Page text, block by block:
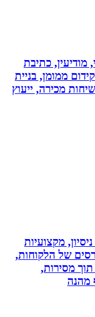
כתיבת
ממומן, בניית
מכירה, ייעוץ
מקצועיות
של הלקוחות,